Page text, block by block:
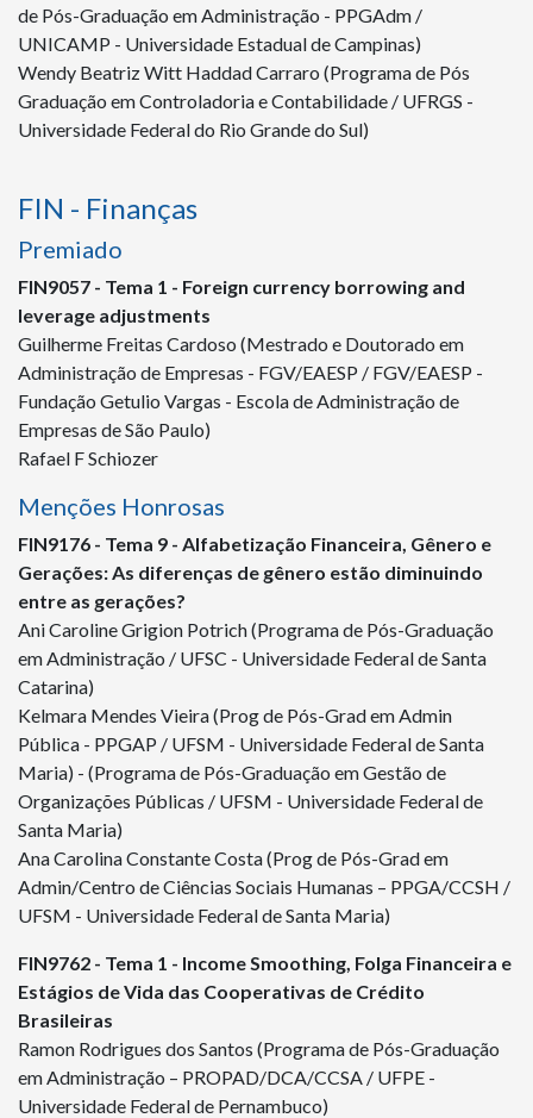
de Pós-Graduação em Administração - PPGAdm /
UNICAMP - Universidade Estadual de Campinas)
Wendy Beatriz Witt Haddad Carraro (Programa de Pós
Graduação em Controladoria e Contabilidade / UFRGS -
Universidade Federal do Rio Grande do Sul)
FIN - Finanças
Premiado
FIN9057 - Tema 1 - Foreign currency borrowing and
leverage adjustments
Guilherme Freitas Cardoso (Mestrado e Doutorado em
Administração de Empresas - FGV/EAESP / FGV/EAESP -
Fundação Getulio Vargas - Escola de Administração de
Empresas de São Paulo)
Rafael F Schiozer
Menções Honrosas
FIN9176 - Tema 9 - Alfabetização Financeira, Gênero e
Gerações: As diferenças de gênero estão diminuindo
entre as gerações?
Ani Caroline Grigion Potrich (Programa de Pós-Graduação
em Administração / UFSC - Universidade Federal de Santa
Catarina)
Kelmara Mendes Vieira (Prog de Pós-Grad em Admin
Pública - PPGAP / UFSM - Universidade Federal de Santa
Maria) - (Programa de Pós-Graduação em Gestão de
Organizações Públicas / UFSM - Universidade Federal de
Santa Maria)
Ana Carolina Constante Costa (Prog de Pós-Grad em
Admin/Centro de Ciências Sociais Humanas – PPGA/CCSH /
UFSM - Universidade Federal de Santa Maria)
FIN9762 - Tema 1 - Income Smoothing, Folga Financeira e
Estágios de Vida das Cooperativas de Crédito
Brasileiras
Ramon Rodrigues dos Santos (Programa de Pós-Graduação
em Administração – PROPAD/DCA/CCSA / UFPE -
Universidade Federal de Pernambuco)